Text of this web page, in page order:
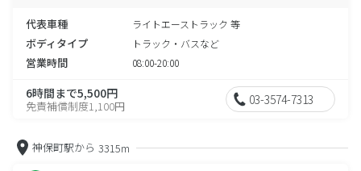
代表車種 ライトエーストラック 等
ボディタイプ トラック・バスなど
営業時間 08:00-20:00
6時間まで5,500円
免責補償制度1,100円 03-3574-7313
神保町駅から 3315m